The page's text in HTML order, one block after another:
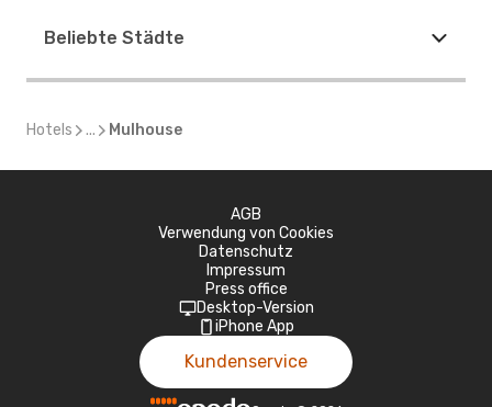
Beliebte Städte
Hotels ... Mulhouse
AGB
Verwendung von Cookies
Datenschutz
Impressum
Press office
Desktop-Version
iPhone App
Kundenservice